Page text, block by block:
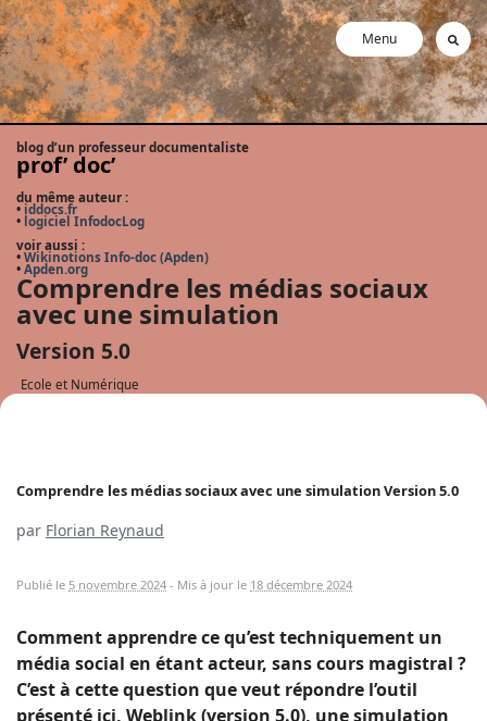
Menu
blog d’un professeur documentaliste
prof’ doc’
du même auteur :
• iddocs.fr
• logiciel InfodocLog
voir aussi :
• Wikinotions Info-doc (Apden)
• Apden.org
Comprendre les médias sociaux
avec une simulation
Version 5.0
Ecole et Numérique
Comprendre les médias sociaux avec une simulation Version 5.0
par Florian Reynaud
Publié le 5 novembre 2024 - Mis à jour le 18 décembre 2024
Comment apprendre ce qu’est techniquement un
média social en étant acteur, sans cours magistral ?
C’est à cette question que veut répondre l’outil
présenté ici, Weblink (version 5.0), une simulation